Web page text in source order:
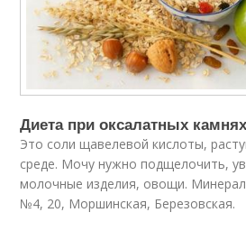
Диета при оксалатных
Это соли щавелевой кислоты,
среде. Мочу нужно подщелочить,
молочные изделия, овощи.
№4, 20, Моршинская, Березовская.